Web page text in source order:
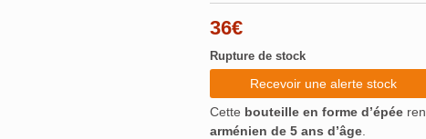
36€
Rupture de stock
Recevoir une alerte stock
Cette bouteille en forme d’épée
arménien de 5 ans d’âge.